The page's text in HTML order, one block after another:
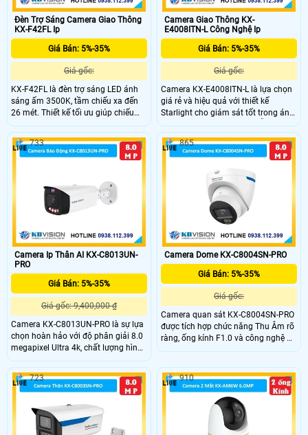
Đèn Trợ Sáng Camera Giao Thông
KX-F42FL Ip
Giá Bán: 5%-35%
Giá gốc:
KX-F42FL là đèn trợ sáng LED ánh
sáng ấm 3500K, tầm chiếu xa đến
26 mét. Thiết kế tối ưu giúp chiếu
sáng rõ ràng 3 làn đường, đảm bảo
hình ảnh camera luôn rõ nét trong
điều kiện ánh sáng yếu hoặc ban
đêm.
Camera Giao Thông KX-
E4008ITN-L Công Nghệ Ip
Giá Bán: 5%-35%
Giá gốc:
Camera KX-E4008ITN-L là lựa chọn
giá rẻ và hiệu quả với thiết kế
Starlight cho giám sát tốt trong ánh
sáng yếu. Có cấu hình IP, hỗ trợ thẻ
nhớ Micro SD 512GB, độ phân giải
4.0 MP và xem Full Color 30m vào
ban đêm. Công nghệ IP, chống
ngược sáng DWDR 140db, và thân
kim loại với độ nhạy sáng cực cao.
Camera Ip Thân AI KX-C8013UN-
PRO
Giá Bán: 5%-35%
Giá gốc: 9,400,000 ₫
Camera KX-C8013UN-PRO là sự lựa
chọn hoàn hảo với độ phân giải 8.0
megapixel Ultra 4k, chất lượng hình
ảnh cao. Camera được sản xuất từ
chất liệu kim loại, hỗ trợ cảnh báo
cống trộm chủ động. Với cảm biến
chuyển động. Chức năng thu âm và
loa trên camera giúp nghe và nói
trong phạm vi 3m.
733
Camera Dome KX-C8004SN-PRO
Giá Bán: 5%-35%
Giá gốc:
Camera quan sát KX-C8004SN-PRO
được tích hợp chức năng Thu Âm rõ
ràng, ống kính F1.0 và công nghệ AI-
ISP mang lại hình ảnh ban đêm
và Chống Ngược Sáng giúp tăng
cường độ sáng và chất lượng hình
ảnh, cho phép xem rõ hơn dù ở đâu.
865
723 910